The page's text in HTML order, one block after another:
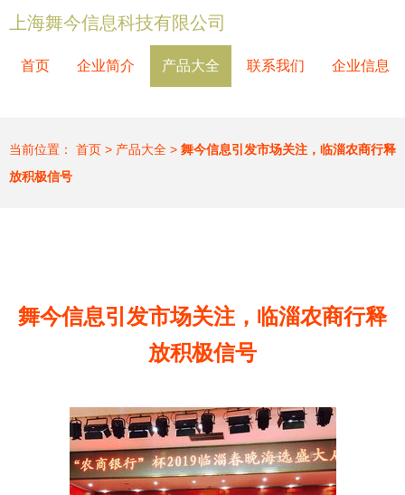
上海舞今信息科技有限公司
首页 企业简介 产品大全 联系我们 企业信息
当前位置： 首页 > 产品大全 > 舞今信息引发市场关注，临淄农商行释
放积极信号
舞今信息引发市场关注，临淄农商行释
放积极信号